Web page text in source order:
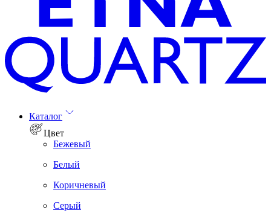
Каталог
Цвет
Бежевый
Белый
Коричневый
Серый